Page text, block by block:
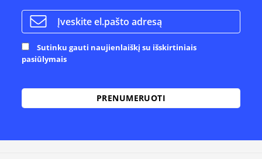
Sutinku gauti naujienlaiškį su išskirtiniais
pasiūlymais